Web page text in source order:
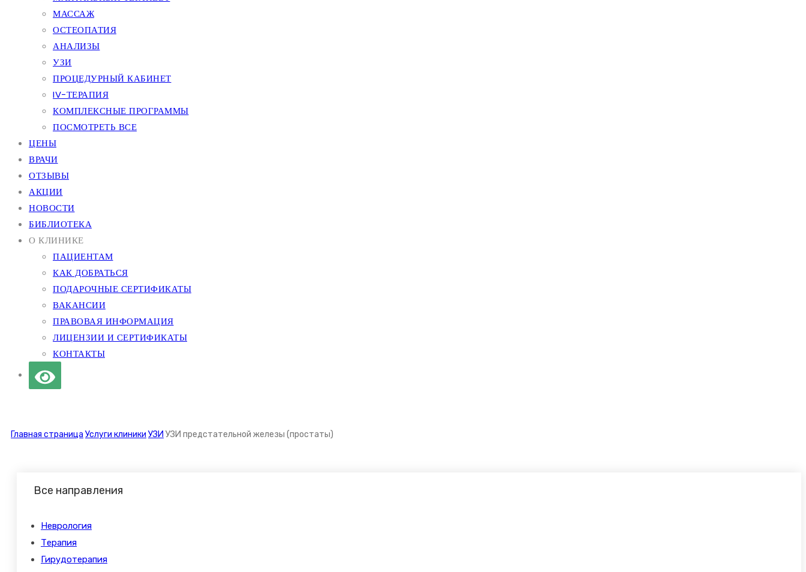
МАССАЖ
ОСТЕОПАТИЯ
АНАЛИЗЫ
УЗИ
ПРОЦЕДУРНЫЙ КАБИНЕТ
IV-ТЕРАПИЯ
КОМПЛЕКСНЫЕ ПРОГРАММЫ
ПОСМОТРЕТЬ ВСЕ
ЦЕНЫ
ВРАЧИ
ОТЗЫВЫ
АКЦИИ
НОВОСТИ
БИБЛИОТЕКА
О КЛИНИКЕ
ПАЦИЕНТАМ
КАК ДОБРАТЬСЯ
ПОДАРОЧНЫЕ СЕРТИФИКАТЫ
ВАКАНСИИ
ПРАВОВАЯ ИНФОРМАЦИЯ
ЛИЦЕНЗИИ И СЕРТИФИКАТЫ
КОНТАКТЫ
Главная страница Услуги клиники УЗИ УЗИ предстательной железы (простаты)
Все направления
Неврология
Терапия
Гирудотерапия